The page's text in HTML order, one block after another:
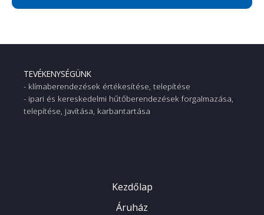
TEVÉKENYSÉGÜNK
- klímaberendezések értékesítése, telepítése
- ipari és kereskedelmi hűtőberendezések forgalmazása,
telepítése, javítása, karbantartása
Kezdőlap
Áruház